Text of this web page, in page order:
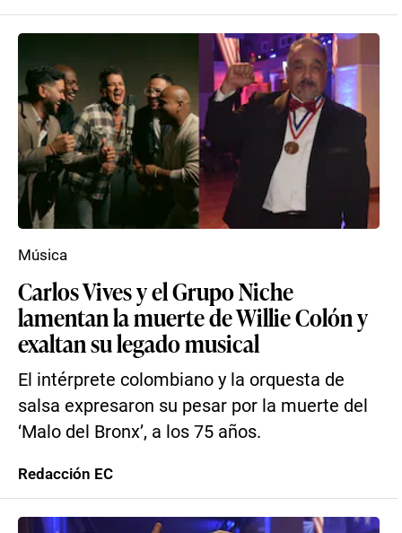
Carlos Vives y el Grupo Niche
lamentan la muerte de Willie Colón y
exaltan su legado musical
El intérprete colombiano y la orquesta de
salsa expresaron su pesar por la muerte del
‘Malo del Bronx’, a los 75 años.
Música
Redacción EC